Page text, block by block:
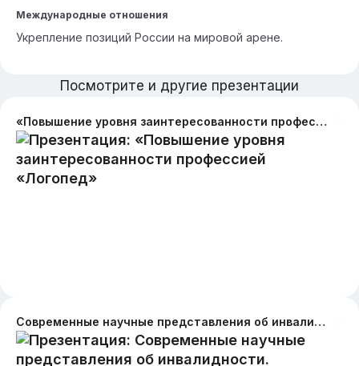
Международные отношения
Укрепление позиций России на мировой арене.
Посмотрите и другие презентации
«Повышение уровня заинтересованности профессией «Логопед»
Современные научные представления об инвалидности. Медицинская модель